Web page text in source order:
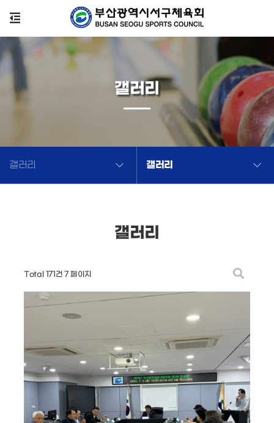
갤러리 갤러리
갤러리
갤러리
Total 171건 7 페이지